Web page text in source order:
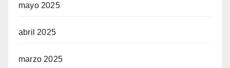
mayo 2025
abril 2025
marzo 2025